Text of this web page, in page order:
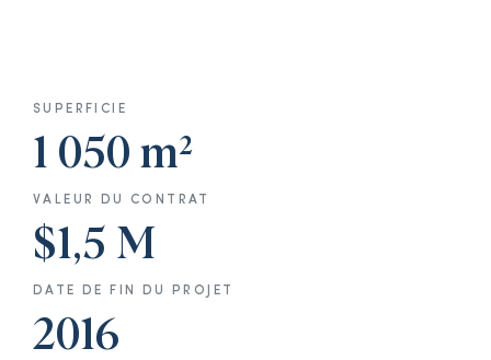
SUPERFICIE
1 050 m²
VALEUR DU CONTRAT
$1,5 M
DATE DE FIN DU PROJET
2016